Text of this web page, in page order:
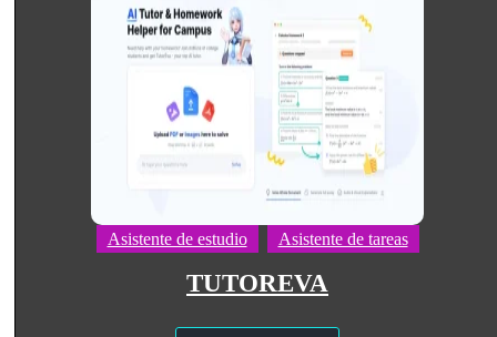
Asistente de estudio Asistente de tareas
TUTOREVA